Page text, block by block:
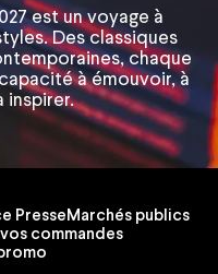
est un voyage à
Des classiques
chaque
à émouvoir, à
inspirer.
PresseMarchés publics
commandes